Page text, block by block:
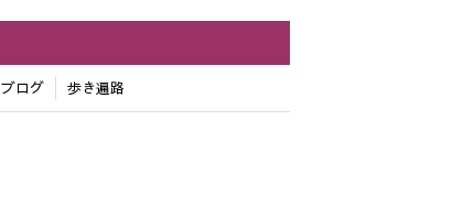
ブログ 歩き遍路